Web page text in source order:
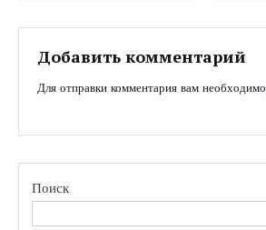
по
записям
Добавить комментарий
Для отправки комментария вам необходимо
Поиск